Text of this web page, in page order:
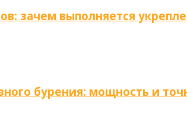
зачем выполняется
бурения: мощность и